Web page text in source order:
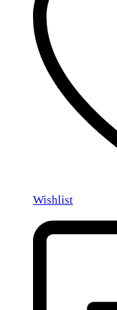
Wishlist